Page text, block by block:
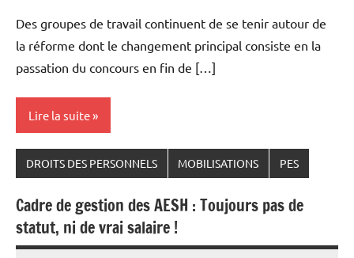
Des groupes de travail continuent de se tenir autour de
la réforme dont le changement principal consiste en la
passation du concours en fin de […]
Lire la suite
DROITS DES PERSONNELS MOBILISATIONS PES
Cadre de gestion des AESH : Toujours pas de
statut, ni de vrai salaire !